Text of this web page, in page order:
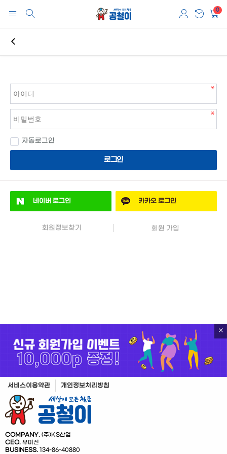
0
자동로그인
로그인
네이버 로그인 카카오 로그인
회원정보찾기 회원 가입
서비스이용약관 개인정보처리방침
COMPANY. (주)KS산업
CEO. 유미진
BUSINESS. 134-86-40880